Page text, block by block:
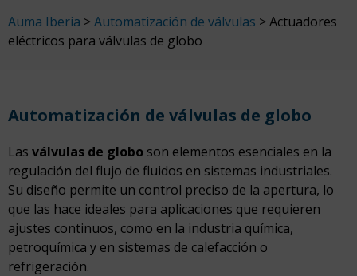
Auma Iberia >Automatización de válvulas >Actuadores
eléctricos para válvulas de globo
Automatización de válvulas de globo
Las válvulas de globo son elementos esenciales en la
regulación del flujo de fluidos en sistemas industriales.
Su diseño permite un control preciso de la apertura, lo
que las hace ideales para aplicaciones que requieren
ajustes continuos, como en la industria química,
petroquímica y en sistemas de calefacción o
refrigeración.